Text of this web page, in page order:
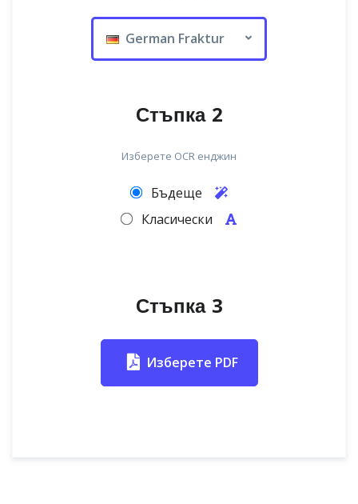
German Fraktur
Стъпка 2
Изберете OCR енджин
Бъдеще
Класически
Стъпка 3
Изберете PDF